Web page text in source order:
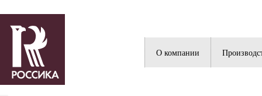
Россика
О компании